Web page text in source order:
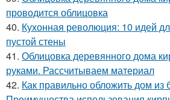
проводится облицовка
40. Кухонная революция: 10 идей
пустой стены
41. Облицовка деревянного дома
руками. Рассчитываем материал
42. Как правильно обложить дом из